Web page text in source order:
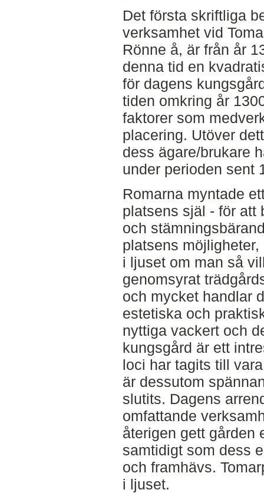
Det första skriftliga
verksamhet vid
Rönne å, är från år
denna tid en
för dagens
tiden omkring år
faktorer som
placering. Utöver
dess ägare/brukare
under perioden sent
Romarna myntade
platsens själ - för att
och
platsens
i ljuset om man så
genomsyrat
och mycket handlar
estetiska och
nyttiga vackert och
kungsgård är ett
loci har tagits till
är dessutom
slutits. Dagens
omfattande
återigen gett gården
samtidigt som dess
och framhävs.
i ljuset.